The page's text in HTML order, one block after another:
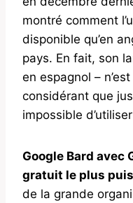
montré comment
disponible qu’en
pays. En fait, son
en espagnol –
considérant que
impossible
Google Bard avec
gratuit le plus
de la grande